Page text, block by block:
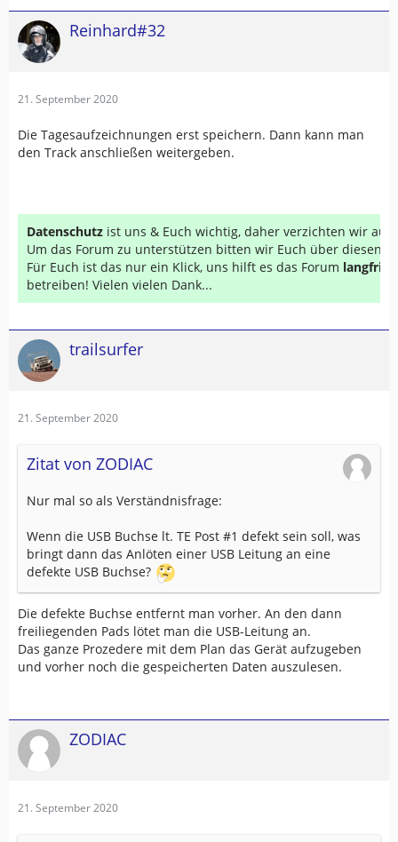
Reinhard#32
21. September 2020
Die Tagesaufzeichnungen erst speichern. Dann kann man
den Track anschließen weitergeben.
Datenschutz ist uns & Euch wichtig, daher verzichten wir auf
Um das Forum zu unterstützen bitten wir Euch über diesen
Für Euch ist das nur ein Klick, uns hilft es das Forum
betreiben! Vielen vielen Dank...
trailsurfer
21. September 2020
Zitat von ZODIAC
Nur mal so als Verständnisfrage:
Wenn die USB Buchse lt. TE Post #1 defekt sein soll, was
bringt dann das Anlöten einer USB Leitung an eine
defekte USB Buchse?
Die defekte Buchse entfernt man vorher. An den dann
freiliegenden Pads lötet man die USB-Leitung an.
Das ganze Prozedere mit dem Plan das Gerät aufzugeben
und vorher noch die gespeicherten Daten auszulesen.
ZODIAC
21. September 2020